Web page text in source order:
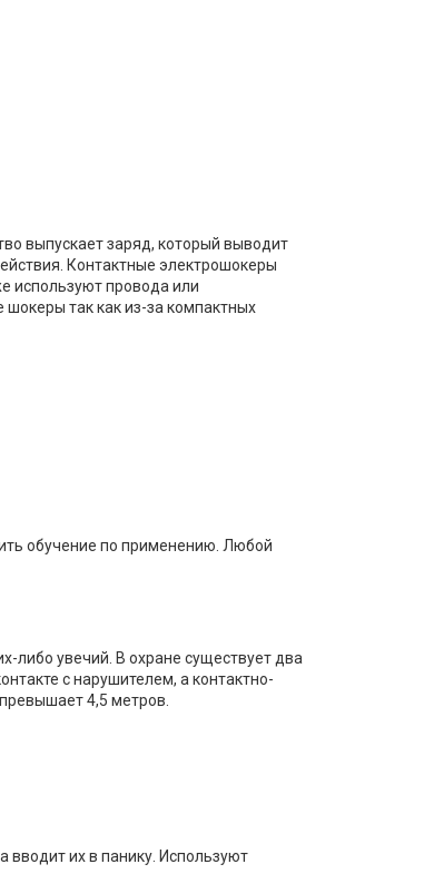
выпускает заряд, который выводит
Контактные электрошокеры
используют провода или
так как из-за компактных
обучение по применению. Любой
либо увечий. В охране существует два
с нарушителем, а контактно-
4,5 метров.
вводит их в панику. Используют